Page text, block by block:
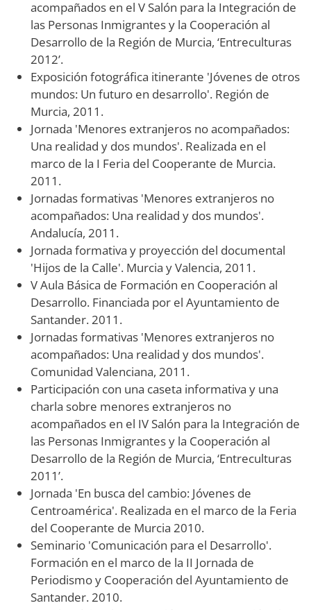
acompañados en el V Salón para la Integración de
las Personas Inmigrantes y la Cooperación al
Desarrollo de la Región de Murcia, ‘Entreculturas
2012’.
Exposición fotográfica itinerante 'Jóvenes de otros
mundos: Un futuro en desarrollo'. Región de
Murcia, 2011.
Jornada 'Menores extranjeros no acompañados:
Una realidad y dos mundos'. Realizada en el
marco de la I Feria del Cooperante de Murcia.
2011.
Jornadas formativas 'Menores extranjeros no
acompañados: Una realidad y dos mundos'.
Andalucía, 2011.
Jornada formativa y proyección del documental
'Hijos de la Calle'. Murcia y Valencia, 2011.
V Aula Básica de Formación en Cooperación al
Desarrollo. Financiada por el Ayuntamiento de
Santander. 2011.
Jornadas formativas 'Menores extranjeros no
acompañados: Una realidad y dos mundos'.
Comunidad Valenciana, 2011.
Participación con una caseta informativa y una
charla sobre menores extranjeros no
acompañados en el IV Salón para la Integración de
las Personas Inmigrantes y la Cooperación al
Desarrollo de la Región de Murcia, ‘Entreculturas
2011’.
Jornada 'En busca del cambio: Jóvenes de
Centroamérica'. Realizada en el marco de la Feria
del Cooperante de Murcia 2010.
Seminario 'Comunicación para el Desarrollo'.
Formación en el marco de la II Jornada de
Periodismo y Cooperación del Ayuntamiento de
Santander. 2010.